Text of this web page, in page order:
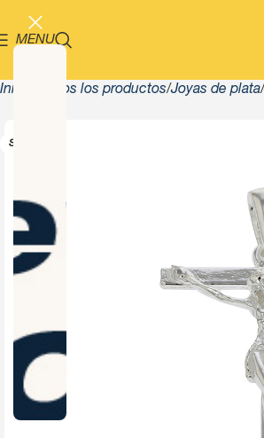
MENU
Inicio Todos los productos Joyas de plata
SOLD OUT